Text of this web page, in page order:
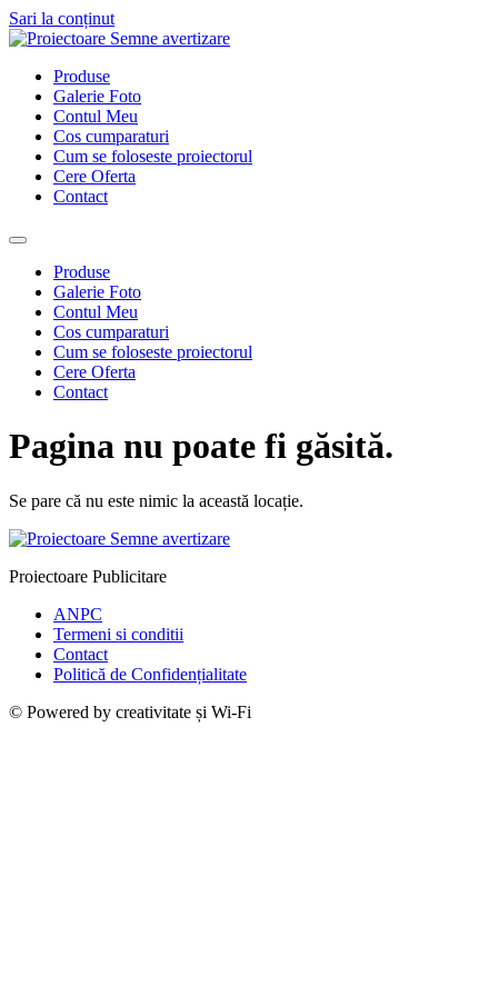
Sari la conținut
Produse
Galerie Foto
Contul Meu
Cos cumparaturi
Cum se foloseste proiectorul
Cere Oferta
Contact
Produse
Galerie Foto
Contul Meu
Cos cumparaturi
Cum se foloseste proiectorul
Cere Oferta
Contact
Pagina nu poate fi găsită.
Se pare că nu este nimic la această locație.
Proiectoare Publicitare
ANPC
Termeni si conditii
Contact
Politică de Confidențialitate
© Powered by creativitate și Wi-Fi